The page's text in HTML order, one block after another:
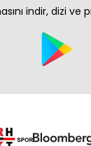
indir, dizi ve